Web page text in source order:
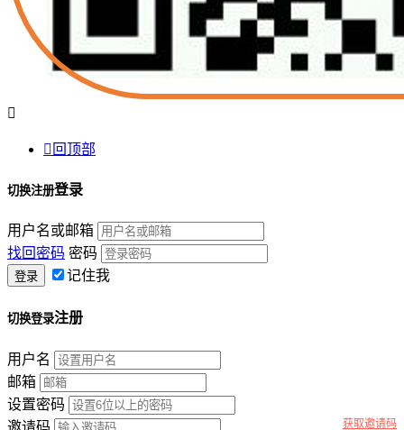

 回顶部
切换注册登录
用户名或邮箱
找回密码 密码
记住我
切换登录注册
用户名
邮箱
设置密码
邀请码
获取邀请码